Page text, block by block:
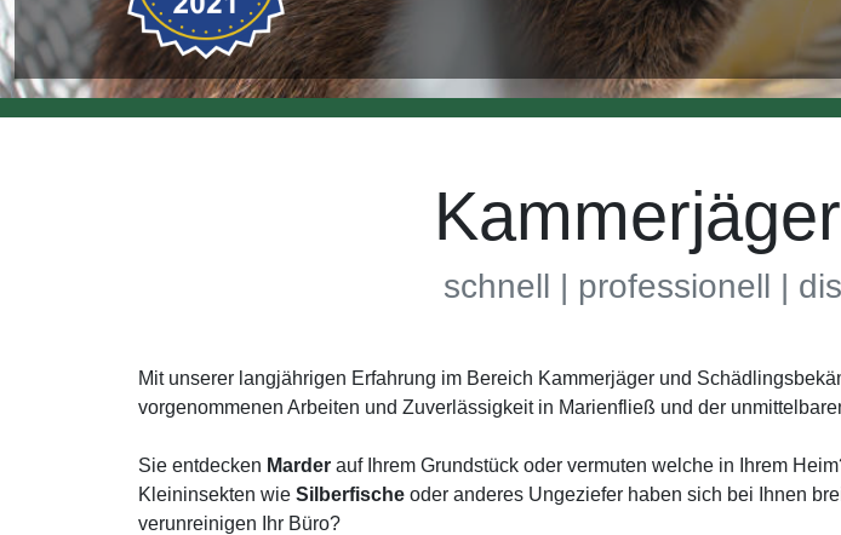
schnell | professionell |
Mit unserer langjährigen Erfahrung im Bereich Kammerjäger und
vorgenommenen Arbeiten und Zuverlässigkeit in Marienfließ und der
Sie entdecken Marder auf Ihrem Grundstück oder vermuten welche in Ihrem
Kleininsekten wie Silberfische oder anderes Ungeziefer haben sich bei Ihnen
verunreinigen Ihr Büro?